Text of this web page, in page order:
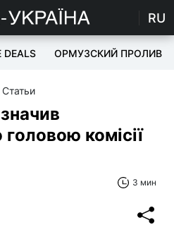
RU
DEALS ОРМУЗСКИЙ ПРОЛИВ
Статьи
комісії
3 мин